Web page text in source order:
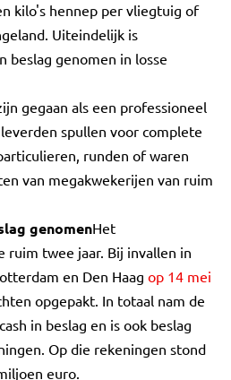
kilo's hennep per vliegtuig of
Uiteindelijk is
beslag genomen in losse
gegaan als een professioneel
spullen voor complete
runden of waren
van megakwekerijen van ruim
genomenHet
ruim twee jaar. Bij invallen in
en Den Haag op 14 mei
opgepakt. In totaal nam de
in beslag en is ook beslag
Op die rekeningen stond
euro.